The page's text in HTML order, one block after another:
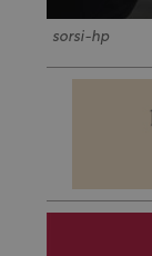
sorsi-hp